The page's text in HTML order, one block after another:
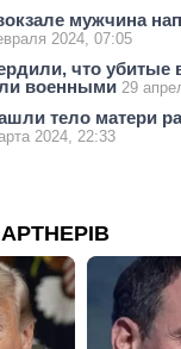
мужчина
2024, 07:05
что убитые
военными 29
тело матери
2024, 22:33